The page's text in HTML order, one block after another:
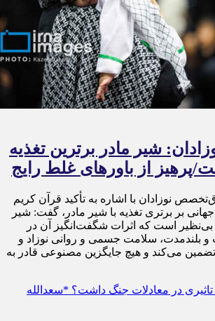
شیر مادر برترین تغذیه
پرهیز از باورهای غلط رایج
نوزادان با اشاره به تأکید قرآن کریم
بر برتری تغذیه با شیر مادر، گفت: شیر
است که اثرات شگفت‌انگیز آن در
و بلندمدت، سلامت جسمی و روانی نوزاد و
تضمین می‌کند و هیچ جایگزین مصنوعی قادر به